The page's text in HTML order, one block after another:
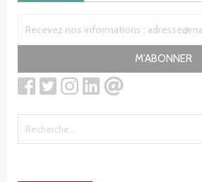
M'ABONNER